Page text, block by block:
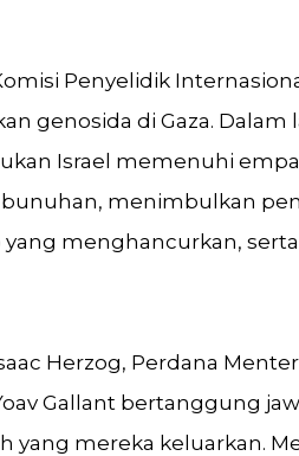
Penyelidik
genosida di Gaza. Dalam
Israel memenuhi
menimbulkan
menghancurkan,
Herzog, Perdana
Gallant bertanggung
yang mereka keluarkan.